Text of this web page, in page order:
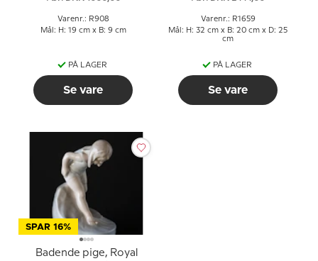
Varenr.: R908
Mål: H: 19 cm x B: 9 cm
PÅ LAGER
Se vare
Varenr.: R1659
Mål: H: 32 cm x B: 20 cm x D: 25
cm
PÅ LAGER
Se vare
SPAR 16%
Badende pige, Royal